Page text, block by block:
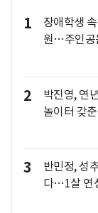
1
장애학생
원…주인공
2
박진영, 연
놀이터 갖
3
반민정, 성
다…1살 연